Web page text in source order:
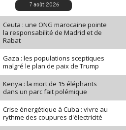
7 août 2026
Ceuta : une ONG marocaine pointe
la responsabilité de Madrid et de
Rabat
Gaza : les populations sceptiques
malgré le plan de paix de Trump
Kenya : la mort de 15 éléphants
dans un parc fait polémique
Crise énergétique à Cuba : vivre au
rythme des coupures d'électricité